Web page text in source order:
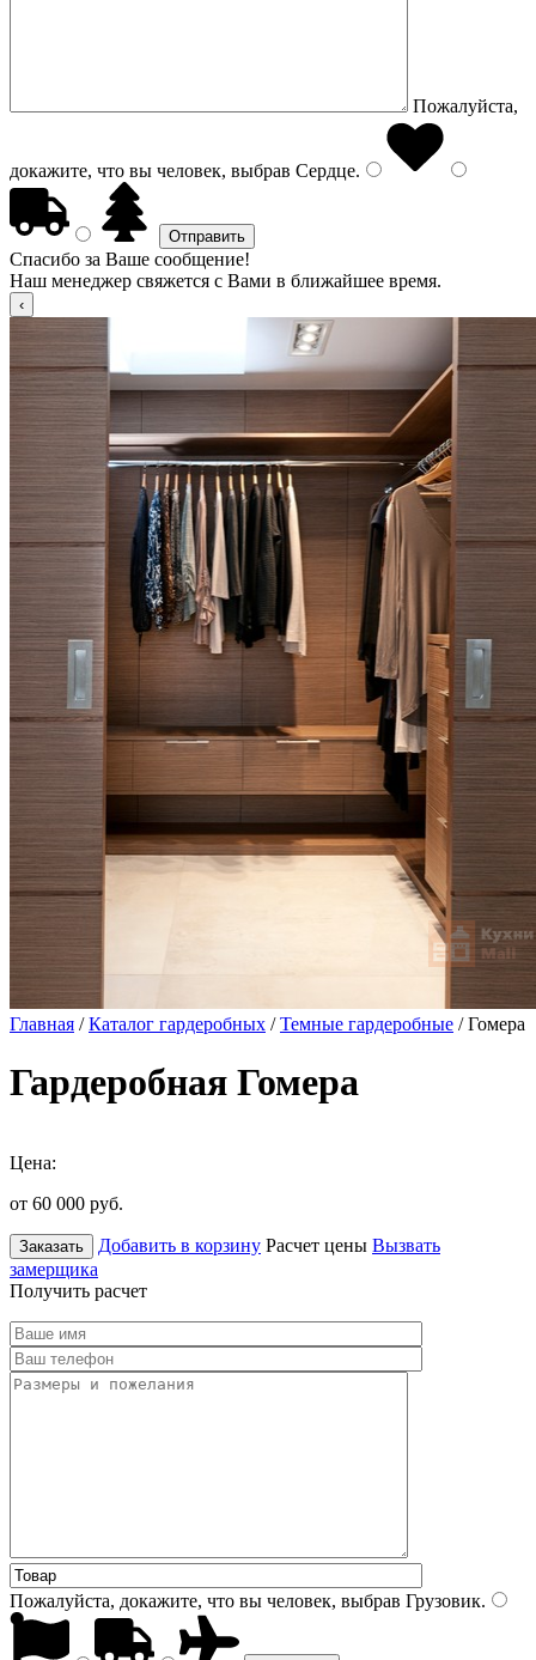
Пожалуйста,
докажите, что вы человек, выбрав Сердце.
Спасибо за Ваше сообщение!
Наш менеджер свяжется с Вами в ближайшее время.
Главная /Каталог гардеробных /Темные гардеробные / Гомера
Гардеробная Гомера
Цена:
от 60 000 руб.
Заказать Добавить в корзину Расчет цены Вызвать
замерщика
Получить расчет
Пожалуйста, докажите, что вы человек, выбрав Грузовик.